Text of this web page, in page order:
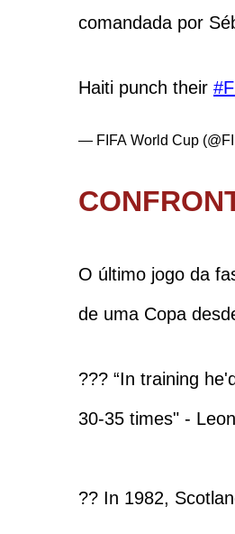
comandada por
Haiti punch their
— FIFA World Cup
O último jogo da
de uma Copa
??? “In training
30-35 times" -
?? In 1982,